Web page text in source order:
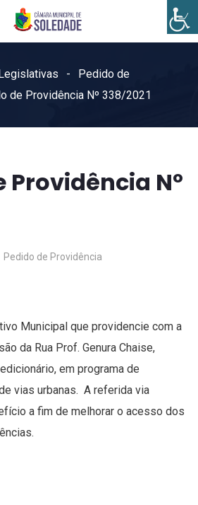
Pedido de
de Providência Nº 338/2021
Providência Nº
Pedido de Providência
Municipal que providencie com a
da Rua Prof. Genura Chaise,
em programa de
vias urbanas. A referida via
a fim de melhorar o acesso dos